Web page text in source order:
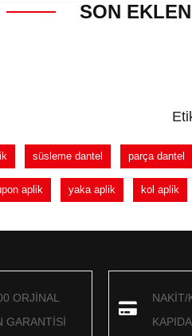
SON
süsleme dantel parça dantel
aplik yaka aplik kol aplik
ORJİNAL
GARANTİSİ
NAKİT/